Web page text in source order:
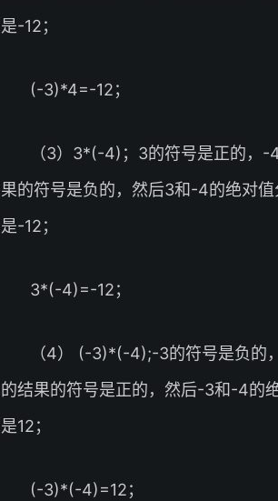
是-12；
(-3)*4=-12；
（3）3*(-4)；3的符号是正的，-
果的符号是负的，然后3和-4的绝对
是-12；
3*(-4)=-12；
（4） (-3)*(-4);-3的符号是负的
的结果的符号是正的，然后-3和-4的
是12；
(-3)*(-4)=12；